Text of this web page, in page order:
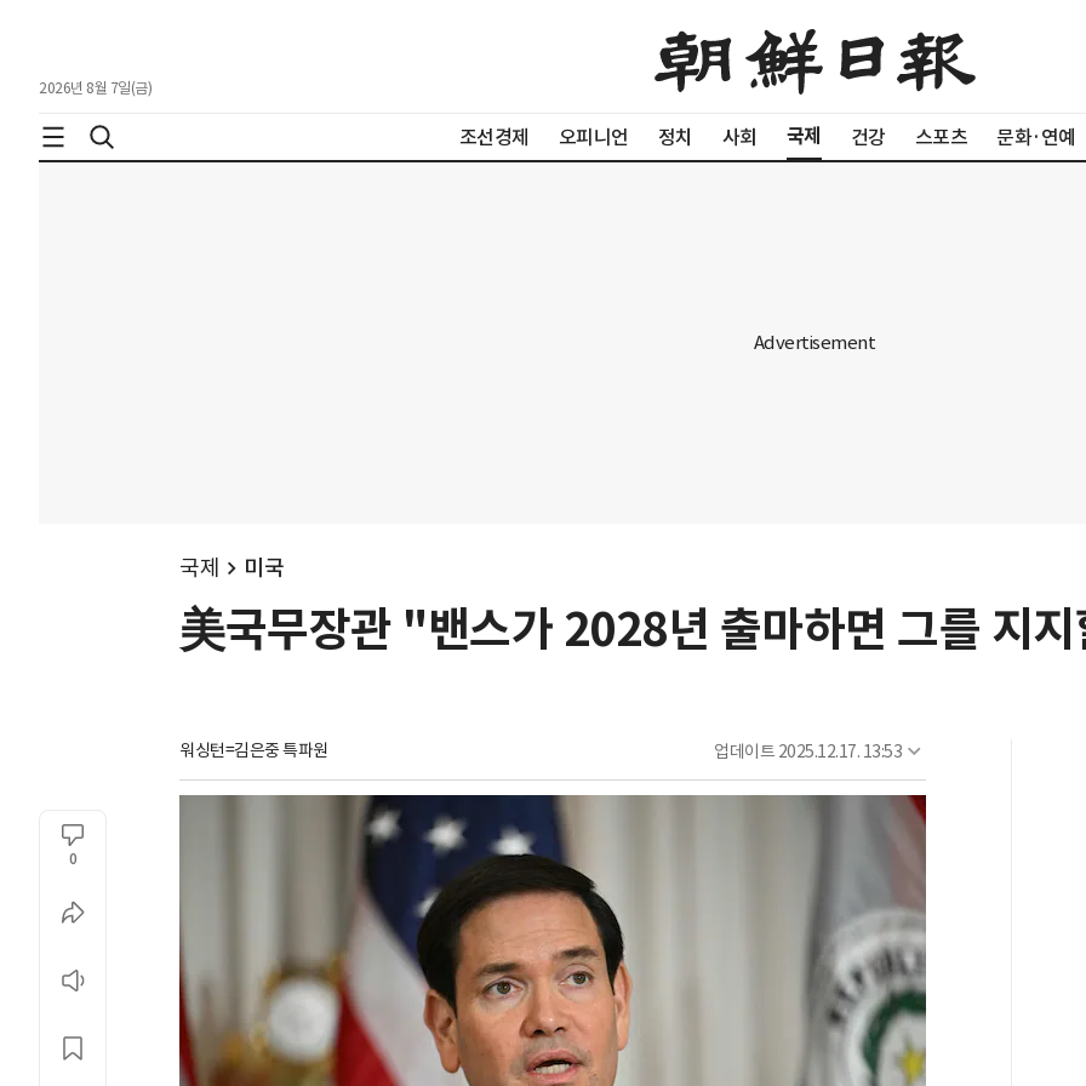
2026년 8월 7일(금)
조선경제 오피니언 정치 사회 국제 건강 스포츠 문화·연예
국제 미국
美국무장관 "밴스가 2028년 출마하면 그를 지
워싱턴=김은중 특파원 업데이트 2025.12.17. 13:53
0